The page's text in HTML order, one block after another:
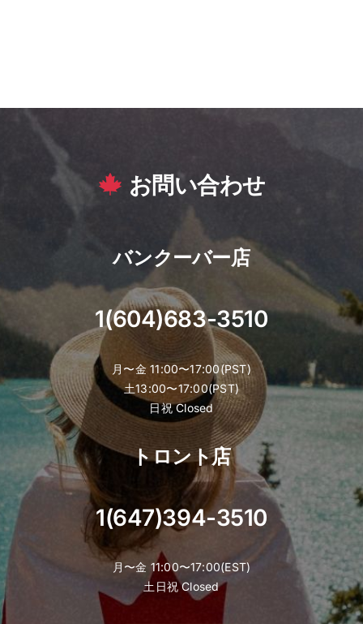
お問い合わせ
バンクーバー店
1(604)683-3510
月〜金 11:00〜17:00(PST)
土13:00〜17:00(PST)
日祝 Closed
トロント店
1(647)394-3510
月〜金 11:00〜17:00(EST)
土日祝 Closed